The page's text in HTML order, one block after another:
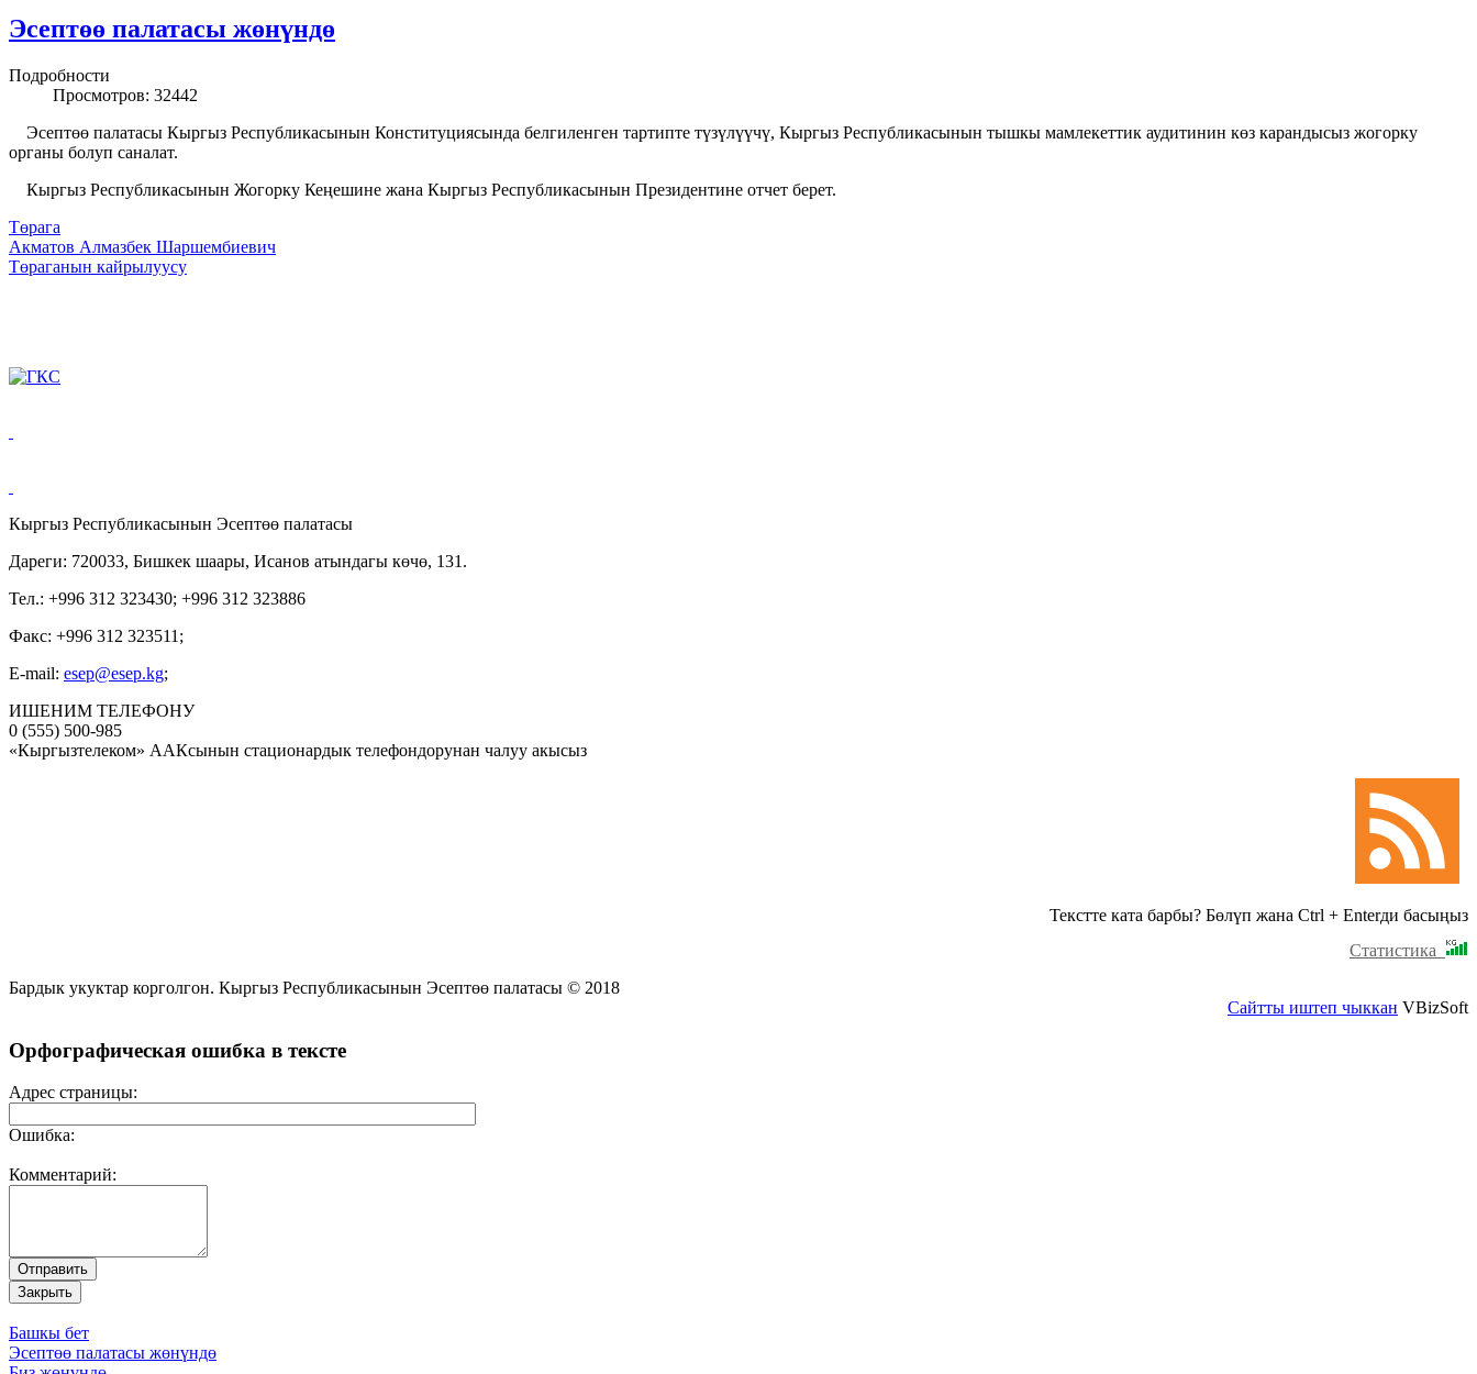
Эсептөө палатасы жөнүндө
Подробности
Просмотров: 32442
Эсептөө палатасы Кыргыз Республикасынын Конституциясында белгиленген тартипте түзүлүүчү, Кыргыз Республикасынын тышкы мамлекеттик аудитинин көз карандысыз жогорку
органы болуп саналат.
Кыргыз Республикасынын Жогорку Кеңешине жана Кыргыз Республикасынын Президентине отчет берет.
Төрага
Акматов Алмазбек Шаршембиевич
Төраганын кайрылуусу
Кыргыз Республикасынын Эсептөө палатасы
Дареги: 720033, Бишкек шаары, Исанов атындагы көчө, 131.
Тел.: +996 312 323430; +996 312 323886
Факс: +996 312 323511;
E-mail: esep@esep.kg;
ИШЕНИМ ТЕЛЕФОНУ
0 (555) 500-985
«Кыргызтелеком» ААКсынын стационардык телефондорунан чалуу акысыз
Текстте ката барбы? Бөлүп жана Ctrl + Enterди басыңыз
Статистика
Бардык укуктар корголгон. Кыргыз Республикасынын Эсептөө палатасы © 2018
Сайтты иштеп чыккан VBizSoft
Орфографическая ошибка в тексте
Адрес страницы:
Ошибка:
Комментарий:
Башкы бет
Эсептөө палатасы жөнүндө